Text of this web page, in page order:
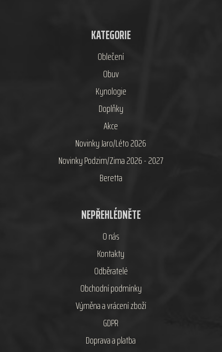
KATEGORIE
Oblečení
Obuv
Kynologie
Doplňky
Akce
Novinky Jaro/Léto 2026
Novinky Podzim/Zima 2026 - 2027
Beretta
NEPŘEHLÉDNĚTE
O nás
Kontakty
Odběratelé
Obchodní podmínky
Výměna a vrácení zboží
GDPR
Doprava a platba